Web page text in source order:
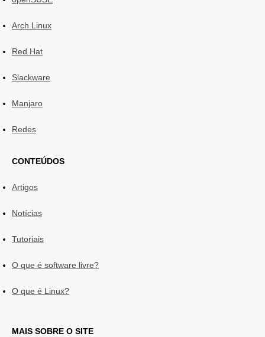
Arch Linux
Red Hat
Slackware
Manjaro
Redes
CONTEÚDOS
Artigos
Notícias
Tutoriais
O que é software livre?
O que é Linux?
MAIS SOBRE O SITE